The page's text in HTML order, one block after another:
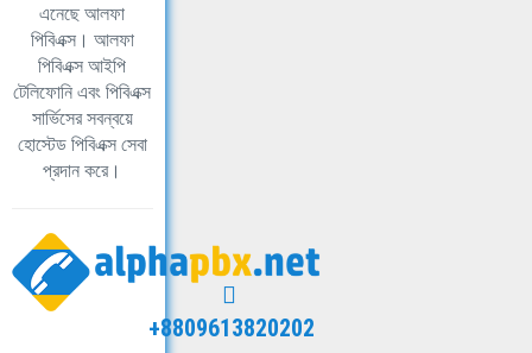
এনেছে আলফা
পিবিএক্স। আলফা
পিবিএক্স আইপি
টেলিফোনি এবং পিবিএক্স
সার্ভিসের সবন্বয়ে
হোস্টেড পিবিএক্স সেবা
প্রদান করে।
+8809613820202